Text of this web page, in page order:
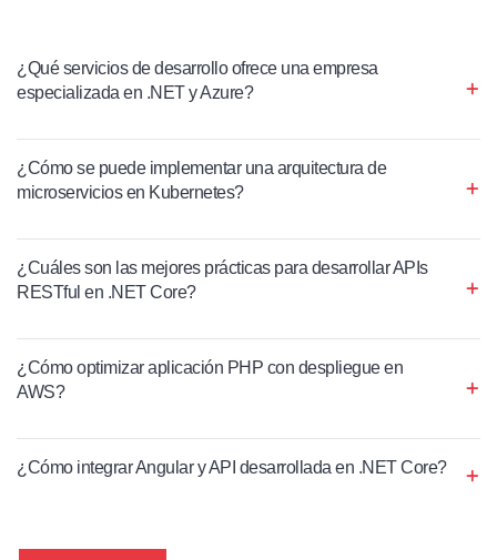
¿Qué servicios de desarrollo ofrece una empresa
especializada en .NET y Azure?
¿Cómo se puede implementar una arquitectura de
microservicios en Kubernetes?
¿Cuáles son las mejores prácticas para desarrollar APIs
RESTful en .NET Core?
¿Cómo optimizar aplicación PHP con despliegue en
AWS?
¿Cómo integrar Angular y API desarrollada en .NET Core?